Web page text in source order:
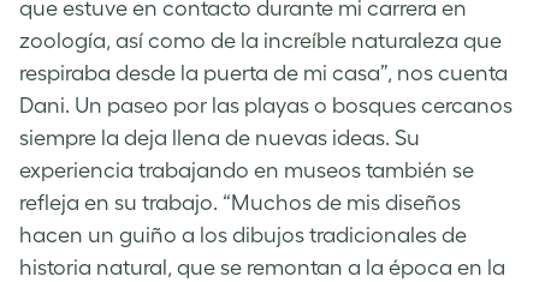
que estuve en contacto durante mi carrera en
zoología, así como de la increíble naturaleza que
respiraba desde la puerta de mi casa”, nos cuenta
Dani. Un paseo por las playas o bosques cercanos
siempre la deja llena de nuevas ideas. Su
experiencia trabajando en museos también se
refleja en su trabajo. “Muchos de mis diseños
hacen un guiño a los dibujos tradicionales de
historia natural, que se remontan a la época en la